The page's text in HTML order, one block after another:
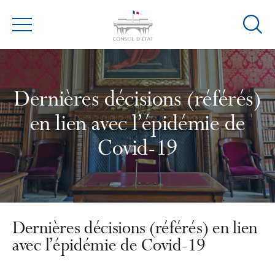
Menu
Ouvrir
de
Dernières décisions (référés)
en lien avec l’épidémie de
Covid-19
Dernières décisions (référés) en lien
avec l’épidémie de Covid-19